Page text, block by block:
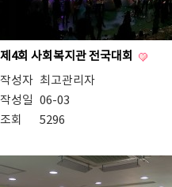
제4회 사회복지관 전국대회
작성자 최고관리자
작성일 06-03
조회
5296